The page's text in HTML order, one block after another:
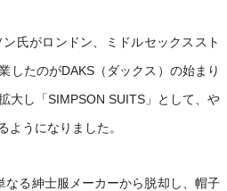
氏がロンドン、ミドルセックススト
したのがDAKS（ダックス）の始まり
大し「SIMPSON SUITS」として、や
ようになりました。
なる紳士服メーカーから脱却し、帽子